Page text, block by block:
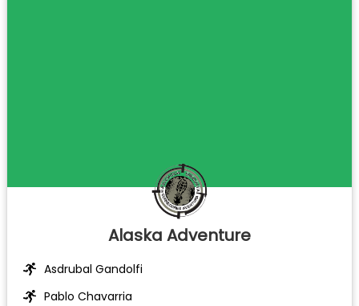
Alaska Adventure
Asdrubal Gandolfi
Pablo Chavarria